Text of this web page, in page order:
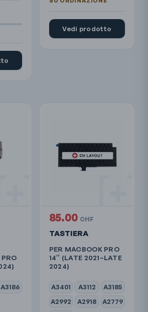
Vedi prodotto
A3186
TASTIERA
PER MACBOOK PRO
14″ (LATE 2021–LATE
2024)
A3401 A3112
A3185
A2992
A2918
A2779
85.00 CHF